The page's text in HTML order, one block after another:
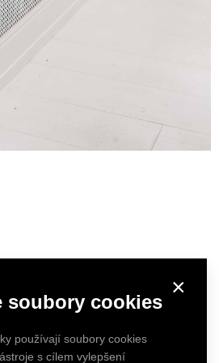
×
soubory cookies
používají soubory cookies
s cílem vylepšení